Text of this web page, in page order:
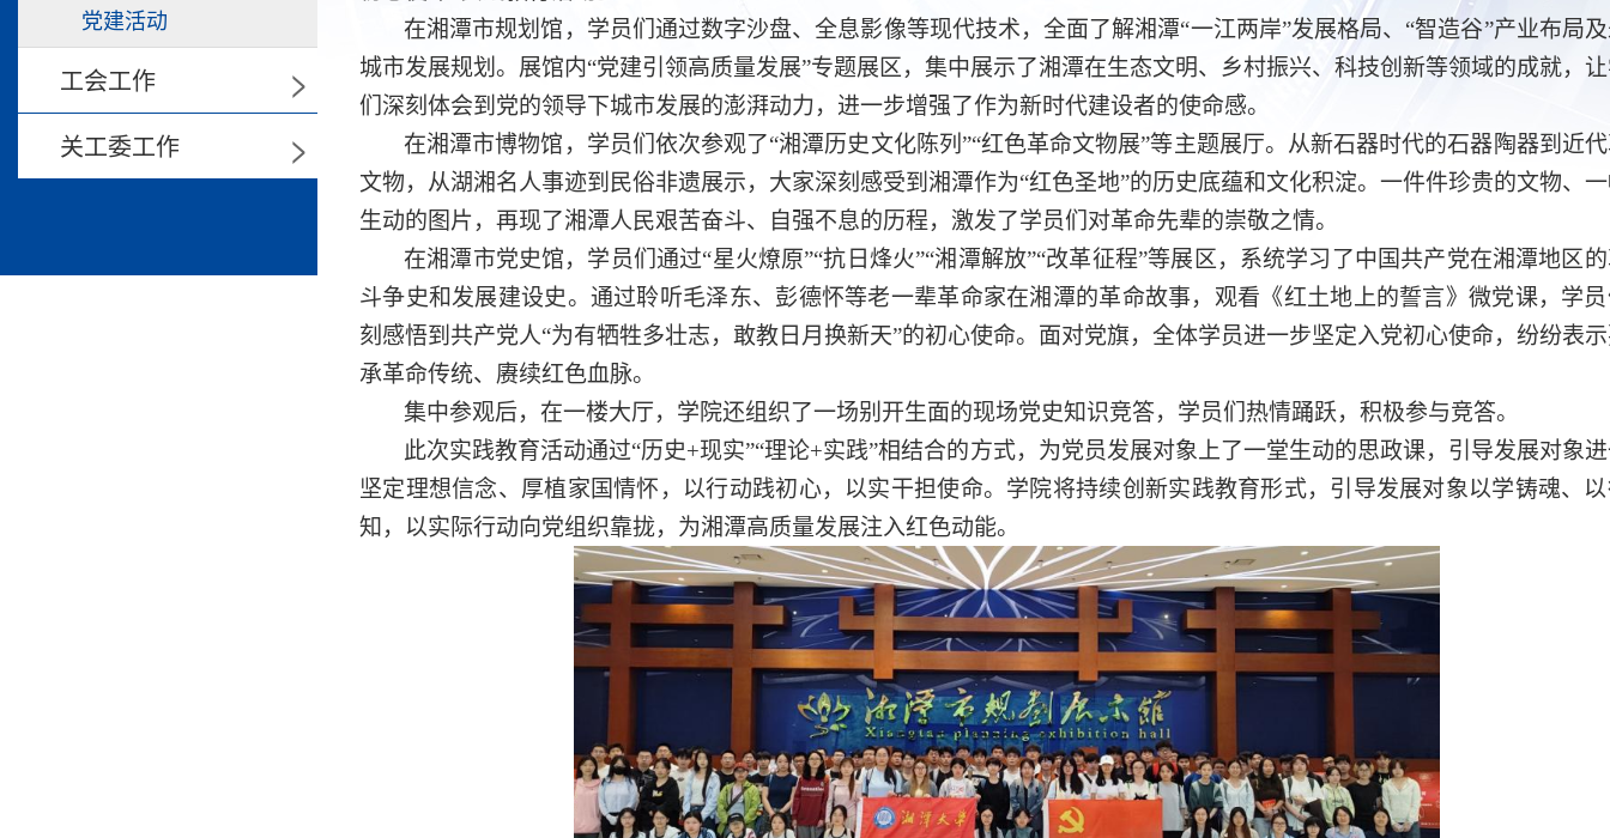
党建活动
工会工作 >
关工委工作 >
在湘潭市规划馆，学员们通过数字沙盘、全息影像等现代技术，全面了解湘潭“一江两岸”发展格局、“智造谷”产业布局
城市发展规划。展馆内“党建引领高质量发展”专题展区，集中展示了湘潭在生态文明、乡村振兴、科技创新等领域的成就，
们深刻体会到党的领导下城市发展的澎湃动力，进一步增强了作为新时代建设者的使命感。
在湘潭市博物馆，学员们依次参观了“湘潭历史文化陈列”“红色革命文物展”等主题展厅。从新石器时代的石器陶器到近
文物，从湖湘名人事迹到民俗非遗展示，大家深刻感受到湘潭作为“红色圣地”的历史底蕴和文化积淀。一件件珍贵的文物、
生动的图片，再现了湘潭人民艰苦奋斗、自强不息的历程，激发了学员们对革命先辈的崇敬之情。
在湘潭市党史馆，学员们通过“星火燎原”“抗日烽火”“湘潭解放”“改革征程”等展区，系统学习了中国共产党在湘潭地区
斗争史和发展建设史。通过聆听毛泽东、彭德怀等老一辈革命家在湘潭的革命故事，观看《红土地上的誓言》 微党课，学
刻感悟到共产党人“为有牺牲多壮志，敢教日月换新天”的初心使命。面对党旗，全体学员进一步坚定入党初心使命，纷纷表
承革命传统、 赓续红色血脉。
集中参观后，在一楼大厅，学院还组织了一场别开生面的现场党史知识竞答，学员们热情踊跃，积极参与竞答。
此次实践教育活动通过“历史+现实”“理论+实践”相结合的方式，为党员发展对象上了一堂生动的思政课， 引导发展对象
坚定理想信念、厚植家国情怀 ， 以行动践初心，以实干担使命。 学院将持续创新实践教育形式，引导发展对象以学铸魂、
知，以实际行动向党组织靠拢，为湘潭高质量发展注入红色动能。